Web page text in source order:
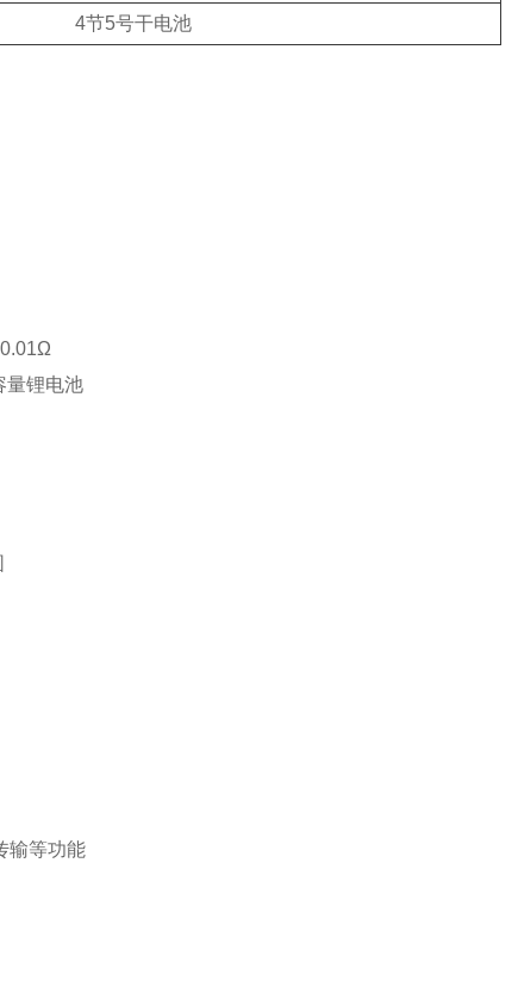
4节5号干电池
量锂电池
输等功能